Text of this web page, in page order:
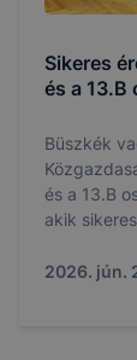
Sikeres
és a 13.B
Büszkék
és a 13.B
akik
2026. jún.